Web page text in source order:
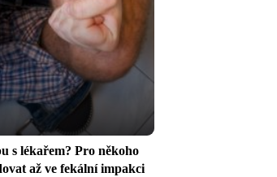
s lékařem? Pro někoho
až ve fekální impakci